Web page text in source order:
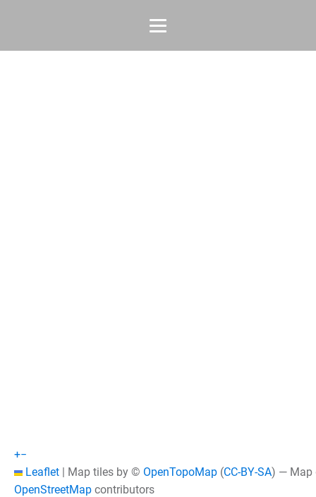
+−
Leaflet | Map tiles by © OpenTopoMap (CC-BY-SA) — Map
OpenStreetMap contributors